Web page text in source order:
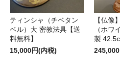
ティンシャ（チベタン
ベル）大 密教法具【送
料無料】
15,000円(内税)
【仏像
（ホワ
製